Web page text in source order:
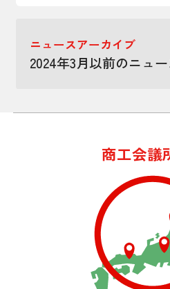
ニュースアーカイブ
2024年3月以前のニュ
商工会議